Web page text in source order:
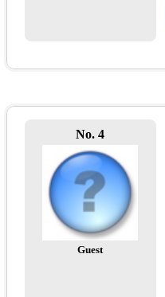
No. 4
Guest